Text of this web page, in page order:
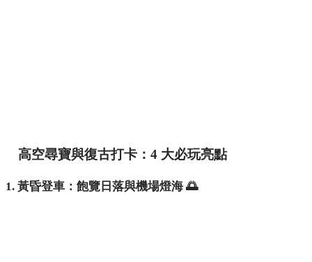
高空尋寶與復古打卡：4 大必玩亮點
1. 黃昏登車：飽覽日落與機場燈海 🌅